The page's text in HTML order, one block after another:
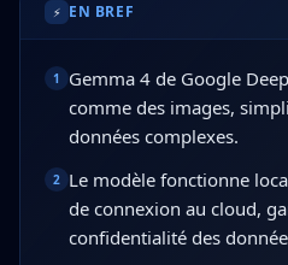
⚡ EN BREF
1
Gemma 4 de Google
comme des images,
données complexes.
2
Le modèle fonctionne
de connexion au cloud,
confidentialité des